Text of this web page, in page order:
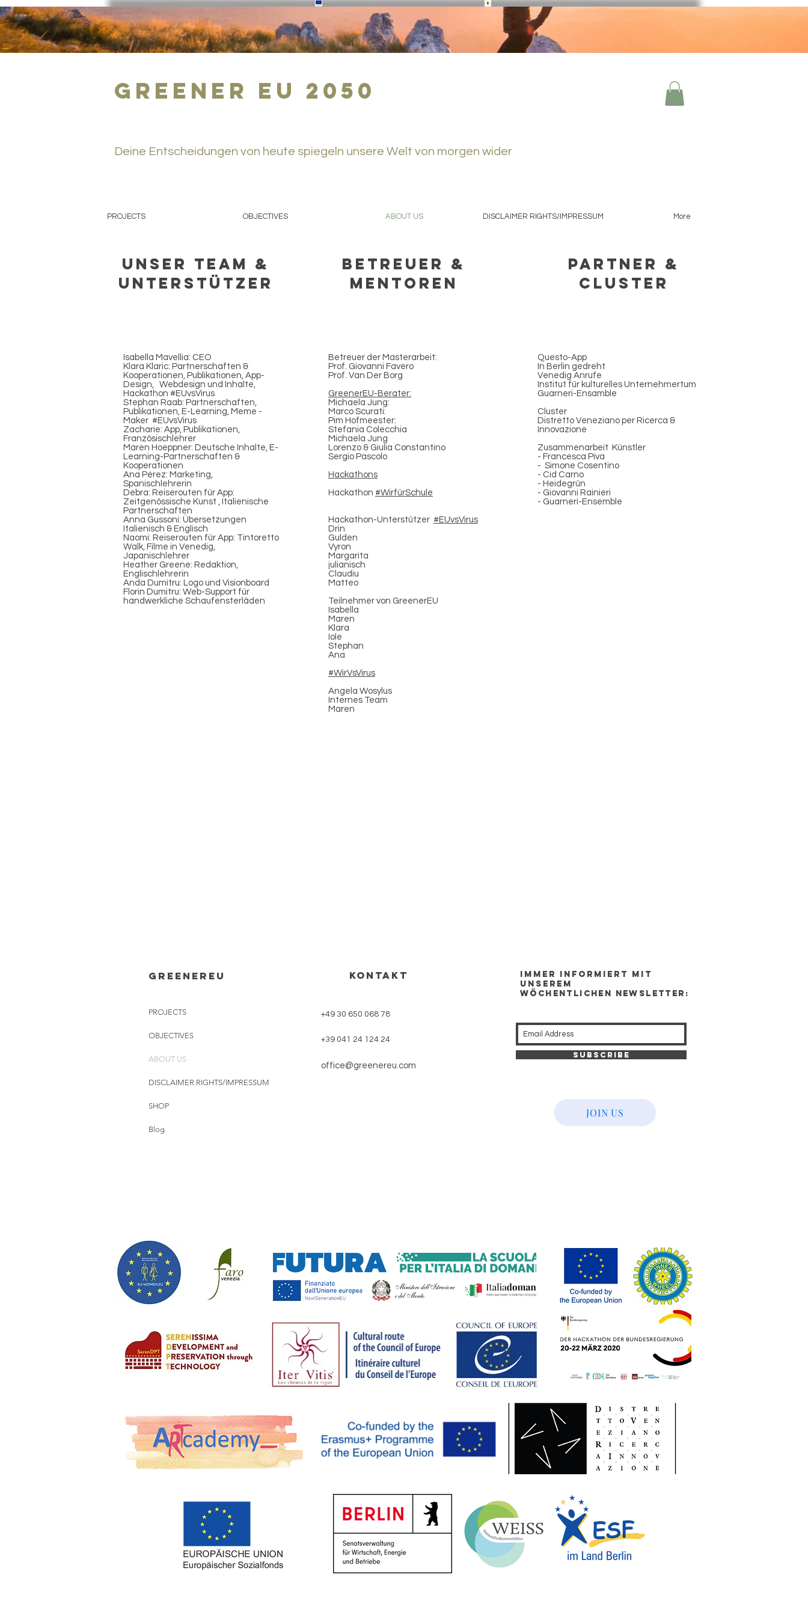
greener eu 2050
Deine Entscheidungen von heute spiegeln unsere Welt von morgen wider
PROJECTS OBJECTIVES ABOUT US DISCLAIMER RIGHTS/IMPRESSUM More
UNSER TEAM &
Unterstützer
Betreuer &
Mentoren
Partner &
Cluster
Isabella Mavellia: CEO
Klara Klaric: Partnerschaften &
Kooperationen, Publikationen, App-
Design, Webdesign und Inhalte,
Hackathon #EUvsVirus
Stephan Raab: Partnerschaften,
Publikationen, E-Learning, Meme -
Maker #EUvsVirus
Zacharie: App, Publikationen,
Französischlehrer
Maren Hoeppner: Deutsche Inhalte, E-
Learning-Partnerschaften &
Kooperationen
Ana Pérez: Marketing,
Spanischlehrerin
Debra: Reiserouten für App:
Zeitgenössische Kunst , Italienische
Partnerschaften
Anna Gussoni: Übersetzungen
Italienisch & Englisch
Naomi: Reiserouten für App: Tintoretto
Walk, Filme in Venedig,
Japanischlehrer
Heather Greene: Redaktion,
Englischlehrerin
Anda Dumitru: Logo und Visionboard
Florin Dumitru: Web-Support für
handwerkliche Schaufensterläden
Betreuer der Masterarbeit:
Prof. Giovanni Favero
Prof. Van Der Borg
GreenerEU-Berater:
Michaela Jung:
Marco Scurati:
Pim Hofmeester:
Stefania Colecchia
Michaela Jung
Lorenzo & Giulia Constantino
Sergio Pascolo
Hackathons
Hackathon #WirfürSchule
Hackathon-Unterstützer #EUvsVirus
Drin
Gulden
Vyron
Margarita
julianisch
Claudiu
Matteo
Teilnehmer von GreenerEU
Isabella
Maren
Klara
Iole
Stephan
Ana
#WirVsVirus
Angela Wosylus
Internes Team
Maren
Questo-App
In Berlin gedreht
Venedig Anrufe
Institut für kulturelles Unternehmertum
Guarneri-Ensamble
Cluster
Distretto Veneziano per Ricerca &
Innovazione
Zusammenarbeit Künstler
- Francesca Piva
- Simone Cosentino
- Cid Carno
- Heidegrün
- Giovanni Rainieri
- Guarneri-Ensemble
Greenereu
PROJECTS
OBJECTIVES
ABOUT US
DISCLAIMER RIGHTS/IMPRESSUM
SHOP
Blog
KONTAKT
+49 30 650 068 78
+39 041 24 124 24
office@greenereu.com
Immer Informiert mit
unserem
wöchentlichen newsletter:
Subscribe
JOIN US